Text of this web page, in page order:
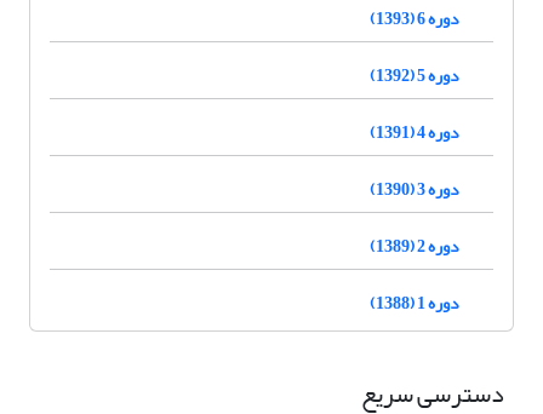
دوره 6 (1393)
دوره 5 (1392)
دوره 4 (1391)
دوره 3 (1390)
دوره 2 (1389)
دوره 1 (1388)
دسترسی سریع